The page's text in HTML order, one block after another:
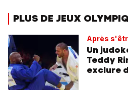
PLUS DE JEUX
Après
Un
Teddy
exclure